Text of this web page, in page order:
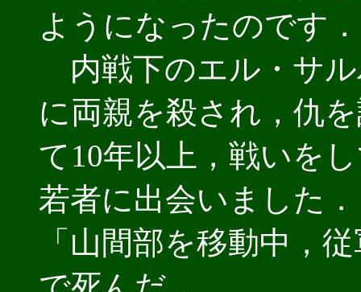
ようになったのです．
内戦下のエル・サ
に両親を殺され，仇
て10年以上，戦いを
若者に出会いました．
「山間部を移動中，